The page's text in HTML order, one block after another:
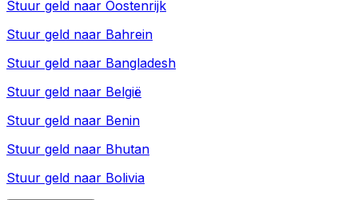
Stuur geld naar Oostenrijk
Stuur geld naar Bahrein
Stuur geld naar Bangladesh
Stuur geld naar België
Stuur geld naar Benin
Stuur geld naar Bhutan
Stuur geld naar Bolivia